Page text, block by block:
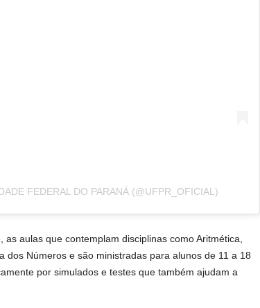
FEDERAL DO PARANÁ (@UFPR_OFICIAL)
aulas que contemplam disciplinas como Aritmética,
dos Números e são ministradas para alunos de 11 a 18
por simulados e testes que também ajudam a